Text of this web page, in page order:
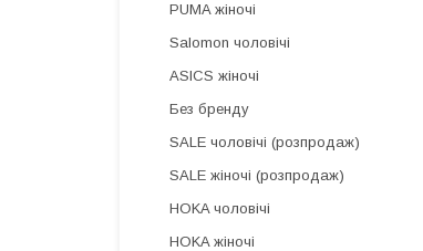
PUMA жіночі
Salomon чоловічі
ASICS жіночі
Без бренду
SALE чоловічі (розпродаж)
SALE жіночі (розпродаж)
HOKA чоловічі
HOKA жіночі